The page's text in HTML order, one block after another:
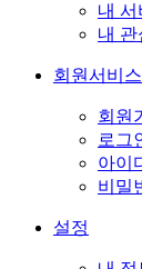
내
내 관
회원서비스
회원
로그
아이
비밀
설정